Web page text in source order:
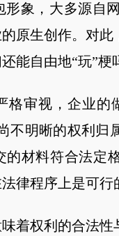
形象，大多源自
原生创作。对
能自由地“玩”梗
格审视，企业的
不明晰的权利
的材料符合法定
律程序上是可行
着权利的合法